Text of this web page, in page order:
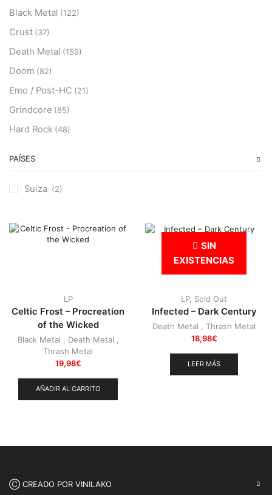
Black Metal (122)
Crust (37)
Death Metal (159)
Doom (82)
Emo / Post-HC (21)
Grindcore (85)
Hard Rock (48)
Heavy Metal(91)
Otros (38)
Punk (146)
PAÍSES
Suiza (2)
LP
Celtic Frost – Procreation
of the Wicked
Black Metal Death Metal
Thrash Metal
19,98€
AÑADIR AL CARRITO
SIN
EXISTENCIAS
LP, Sold Out
Infected – Dark Century
Death Metal
Thrash Metal
18,98€
LEER MÁS
Ⓒ CREADO POR VINILAKO